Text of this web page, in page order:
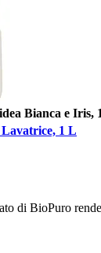
Bianca e Iris,
1 L
di BioPuro